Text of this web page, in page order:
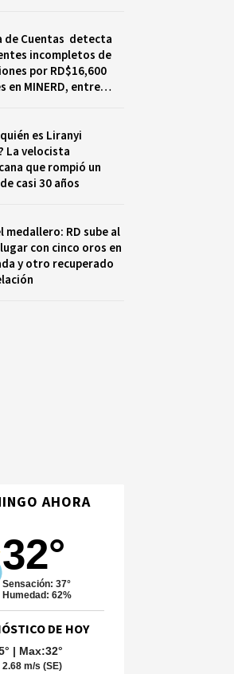
de Cuentas detecta
incompletos de
por RD$16,600
en MINERD, entre
es Liranyi
La velocista
que rompió un
casi 30 años
medallero: RD sube al
con cinco oros en
y otro recuperado
AHORA
32°
Sensación: 37°
Humedad: 62%
DE HOY
| Max:32°
2.68 m/s (SE)